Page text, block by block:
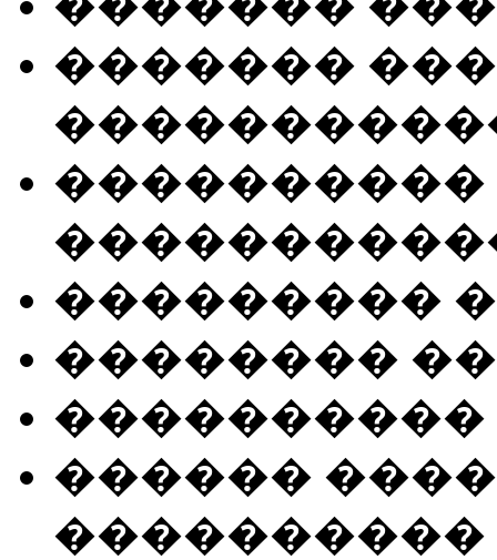
�������
����������
���������
��������
����������
������
����������